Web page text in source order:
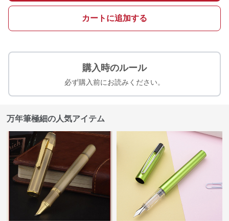
カートに追加する
購入時のルール
必ず購入前にお読みください。
万年筆極細の人気アイテム